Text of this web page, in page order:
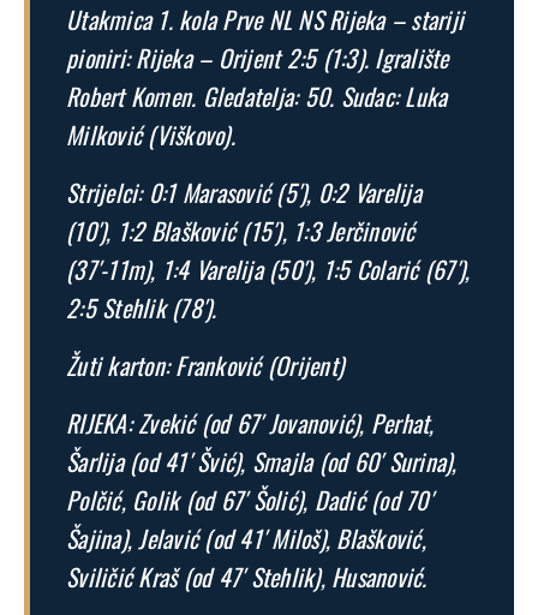
Utakmica 1. kola Prve NL NS Rijeka – stariji
pioniri: Rijeka – Orijent 2:5 (1:3). Igralište
Robert Komen. Gledatelja: 50. Sudac: Luka
Milković (Viškovo).
Strijelci: 0:1 Marasović (5′), 0:2 Varelija
(10′), 1:2 Blašković (15′), 1:3 Jerčinović
(37′-11m), 1:4 Varelija (50′), 1:5 Colarić (67′),
2:5 Stehlik (78′).
Žuti karton: Franković (Orijent)
RIJEKA: Zvekić (od 67′ Jovanović), Perhat,
Šarlija (od 41′ Švić), Smajla (od 60′ Surina),
Polčić, Golik (od 67′ Šolić), Dadić (od 70′
Šajina), Jelavić (od 41′ Miloš), Blašković,
Sviličić Kraš (od 47′ Stehlik), Husanović.